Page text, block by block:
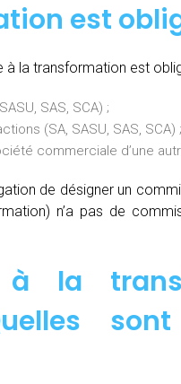
est
à la transformation est
SAS, SCA) ;
(SA, SASU, SAS, SCA) ;
commerciale d’une
de désigner un
n’a pas de
à la